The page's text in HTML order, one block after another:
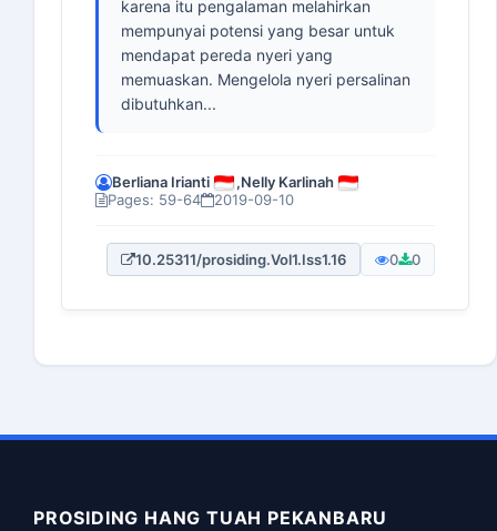
karena itu pengalaman melahirkan
mempunyai potensi yang besar untuk
mendapat pereda nyeri yang
memuaskan. Mengelola nyeri persalinan
dibutuhkan...
Berliana Irianti ,Nelly Karlinah
Pages: 59-64
2019-09-10
10.25311/prosiding.Vol1.Iss1.16 0 0
PROSIDING HANG TUAH PEKANBARU